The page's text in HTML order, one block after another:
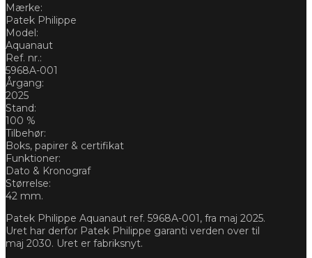
Mærke:
Patek Philippe
Model:
Aquanaut
Ref. nr.:
5968A-001
Årgang:
2025
Stand:
100 %
Tilbehør:
Boks, papirer & certifikat
Funktioner:
Dato & Kronograf
Størrelse:
42 mm.
Patek Philippe Aquanaut ref. 5968A-001, fra maj 2025.
Uret har derfor Patek Philippe garanti verden over til
maj 2030. Uret er fabriksnyt.